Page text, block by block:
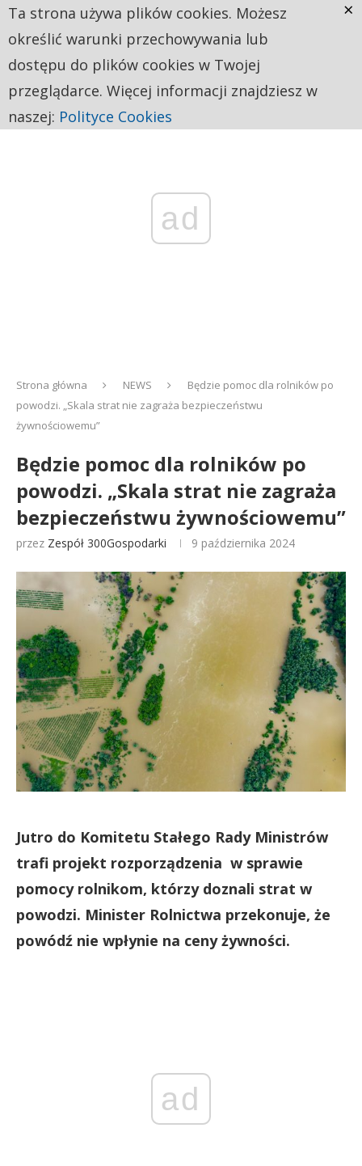
ad
Strona główna NEWS
Będzie pomoc dla rolników po
powodzi. „Skala strat nie zagraża bezpieczeństwu
żywnościowemu”
Będzie pomoc dla rolników po
powodzi. „Skala strat nie zagraża
bezpieczeństwu żywnościowemu”
przez Zespół 300Gospodarki 9 października 2024
Jutro do Komitetu Stałego Rady Ministrów
trafi projekt rozporządzenia w sprawie
pomocy rolnikom, którzy doznali strat w
powodzi. Minister Rolnictwa przekonuje, że
powódź nie wpłynie na ceny żywności.
ad
Ta strona używa plików cookies. Możesz
określić warunki przechowywania lub
dostępu do plików cookies w Twojej
przeglądarce. Więcej informacji znajdziesz w
naszej: Polityce Cookies
×